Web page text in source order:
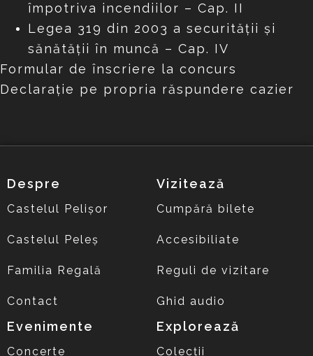
împotriva incendiilor – Cap. II
Legea 319 din 2003 a securității și
sănătății în muncă – Cap. IV
Formular de înscriere la concurs
Declarație pe propria răspundere cazier
Despre
Castelul Pelișor
Castelul Peleș
Familia Regală
Contact
Vizitează
Cumpără bilete
Accesibiliate
Reguli de vizitare
Ghid audio
Evenimente
Concerte
Explorează
Colecții